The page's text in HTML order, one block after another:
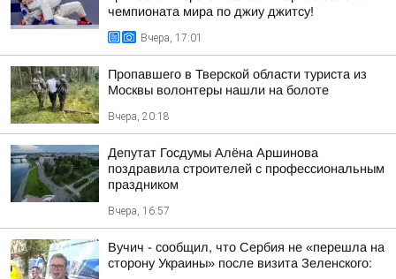
чемпионата мира по джиу джитсу!
Вчера, 17:01
Пропавшего в Тверской области туриста из
Москвы волонтеры нашли на болоте
Вчера, 20:18
Депутат Госдумы Алёна Аршинова
поздравила строителей с профессиональным
праздником
Вчера, 16:57
Вучич - сообщил, что Сербия не «перешла на
сторону Украины» после визита Зеленского: